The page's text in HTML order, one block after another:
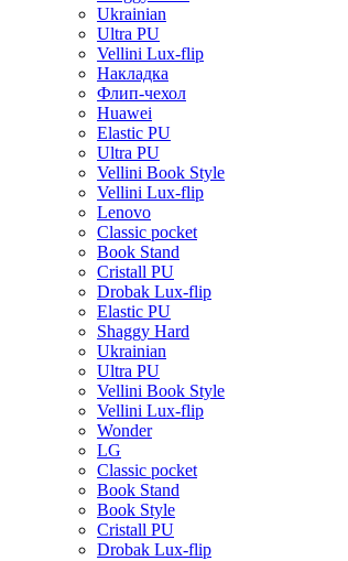
Ukrainian
Ultra PU
Vellini Lux-flip
Накладка
Флип-чехол
Huawei
Elastic PU
Ultra PU
Vellini Book Style
Vellini Lux-flip
Lenovo
Classic pocket
Book Stand
Cristall PU
Drobak Lux-flip
Elastic PU
Shaggy Hard
Ukrainian
Ultra PU
Vellini Book Style
Vellini Lux-flip
Wonder
LG
Classic pocket
Book Stand
Book Style
Cristall PU
Drobak Lux-flip